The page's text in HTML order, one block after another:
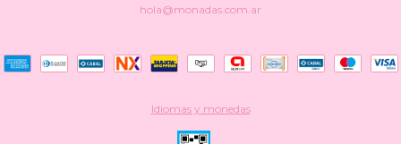
hola@monadas.com.ar
Idiomas y monedas